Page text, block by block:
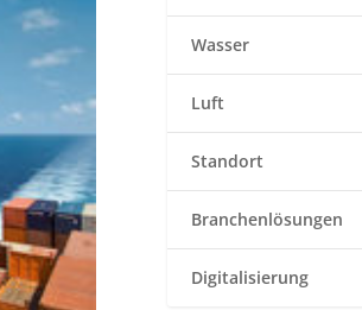
Wasser
Luft
Standort
Branchenlösungen
Digitalisierung